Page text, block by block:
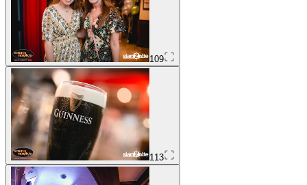
109
113